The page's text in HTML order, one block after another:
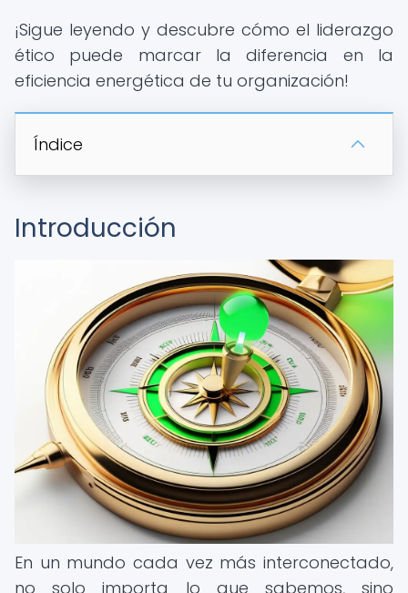
¡Sigue leyendo y descubre cómo el liderazgo
ético puede marcar la diferencia en la
eficiencia energética de tu organización!
Índice
Introducción
En un mundo cada vez más interconectado,
no solo importa lo que sabemos, sino